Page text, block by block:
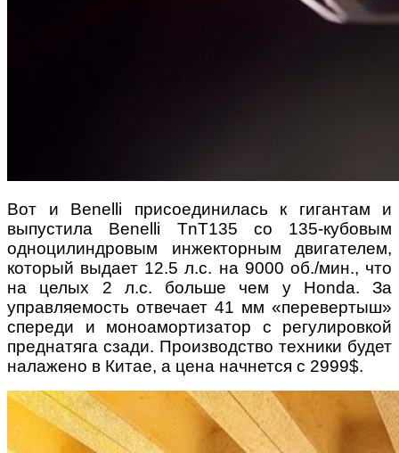
Вот и Benelli присоединилась к гигантам и
выпустила Benelli TnT135 со 135-кубовым
одноцилиндровым инжекторным двигателем,
который выдает 12.5 л.с. на 9000 об./мин., что
на целых 2 л.с. больше чем у Honda. За
управляемость отвечает 41 мм «перевертыш»
спереди и моноамортизатор с регулировкой
преднатяга сзади. Производство техники будет
налажено в Китае, а цена начнется с 2999$.